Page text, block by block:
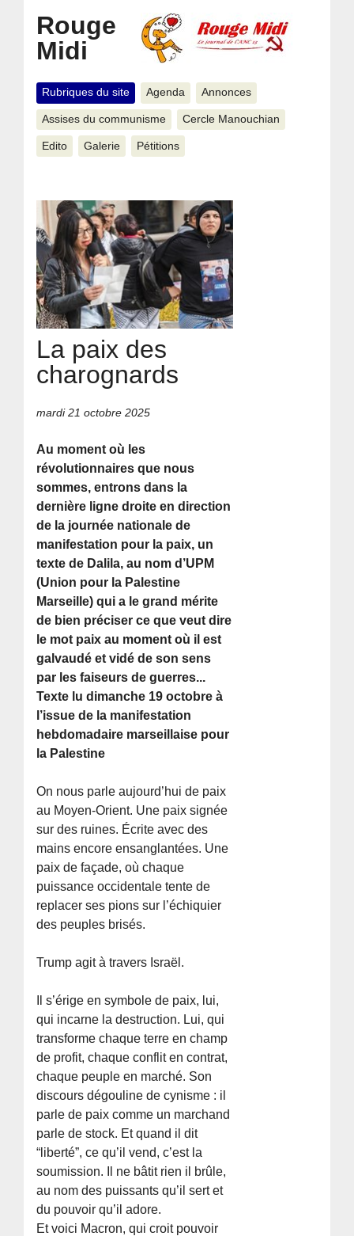
Rouge
Midi
Rubriques du site Agenda Annonces
Assises du communisme Cercle Manouchian
Edito Galerie Pétitions
La paix des
charognards
mardi 21 octobre 2025
Au moment où les
révolutionnaires que nous
sommes, entrons dans la
dernière ligne droite en direction
de la journée nationale de
manifestation pour la paix, un
texte de Dalila, au nom d’UPM
(Union pour la Palestine
Marseille) qui a le grand mérite
de bien préciser ce que veut dire
le mot paix au moment où il est
galvaudé et vidé de son sens
par les faiseurs de guerres...
Texte lu dimanche 19 octobre à
l’issue de la manifestation
hebdomadaire marseillaise pour
la Palestine
On nous parle aujourd’hui de paix
au Moyen-Orient. Une paix signée
sur des ruines. Écrite avec des
mains encore ensanglantées. Une
paix de façade, où chaque
puissance occidentale tente de
replacer ses pions sur l’échiquier
des peuples brisés.
Trump agit à travers Israël.
Il s’érige en symbole de paix, lui,
qui incarne la destruction. Lui, qui
transforme chaque terre en champ
de profit, chaque conflit en contrat,
chaque peuple en marché. Son
discours dégouline de cynisme : il
parle de paix comme un marchand
parle de stock. Et quand il dit
“liberté”, ce qu’il vend, c’est la
soumission. Il ne bâtit rien il brûle,
au nom des puissants qu’il sert et
du pouvoir qu’il adore.
Et voici Macron, qui croit pouvoir